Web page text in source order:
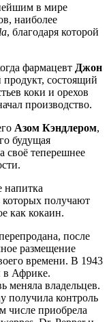
в мире
наиболее
, благодаря которой
фармацевт Джон
продукт, состоящий
коки и орехов
производство.
Азом Кэндлером,
будущая
своё теперешнее
напитка
которых получают
как кокаин.
после
размещение
времени. В 1943
в Африке.
меняла владельцев.
получила контроль
числе приобрела